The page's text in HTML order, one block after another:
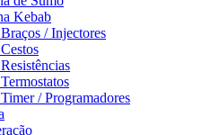
Kebab
/ Injectores
/ Programadores